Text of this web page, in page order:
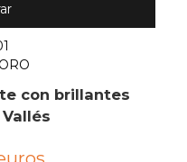
con brillantes